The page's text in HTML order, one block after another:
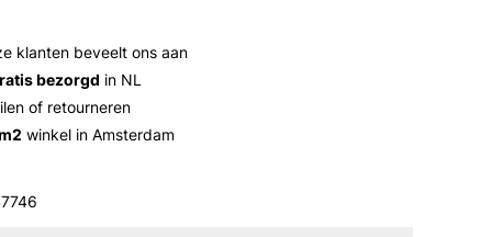
klanten beveelt ons aan
bezorgd in NL
of retourneren
winkel in Amsterdam